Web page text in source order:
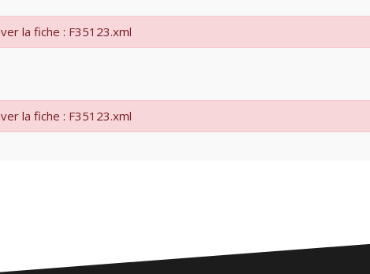
la fiche : F35123.xml
la fiche : F35123.xml